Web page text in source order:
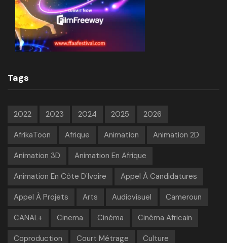
Tags
2022 2023 2024 2025 2026
AfrikaToon Afrique Animation Animation 2D
Animation 3D Animation En Afrique
Animation En Côte D'Ivoire Appel À Candidatures
Appel À Projets Arts Audiovisuel Cameroun
CANAL+ Cinema Cinéma Cinéma Africain
Coproduction Court Métrage Culture